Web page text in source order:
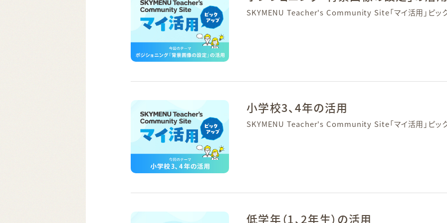
SKYMENU Teacher's Community Site「マイ活用」ピック
小学校3、4年の活用
SKYMENU Teacher's Community Site「マイ活用」ピック
低学年（1、2年生）の活用